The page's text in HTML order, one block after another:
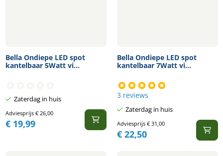
Bella Ondiepe LED spot
kantelbaar 5Watt vi...
Zaterdag in huis
Adviesprijs €26,00
€19,99
Bella Ondiepe LED spot
kantelbaar 7Watt vi...
3 reviews
Zaterdag in huis
Adviesprijs €31,00
€22,50